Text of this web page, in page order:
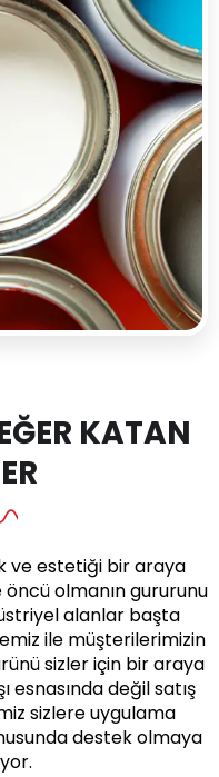
KATAN
ve estetiği bir araya
olmanın gururunu
alanlar başta
ile müşterilerimizin
sizler için bir araya
esnasında değil satış
sizlere uygulama
destek olmaya